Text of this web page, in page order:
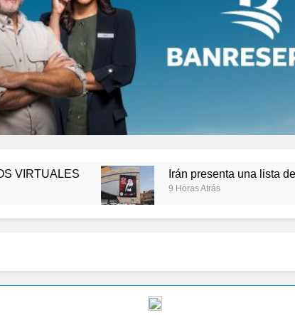
Irán presenta una lista de exigencias
9 Horas Atrás